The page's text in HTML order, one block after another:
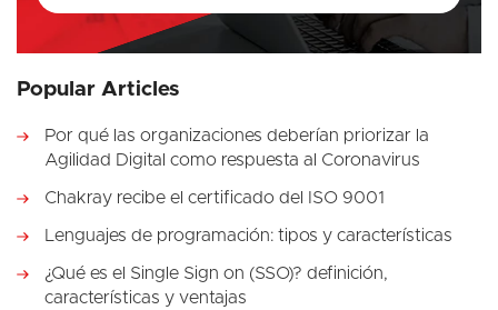
Popular Articles
Por qué las organizaciones deberían priorizar la
Agilidad Digital como respuesta al Coronavirus
Chakray recibe el certificado del ISO 9001
Lenguajes de programación: tipos y características
¿Qué es el Single Sign on (SSO)? definición,
características y ventajas